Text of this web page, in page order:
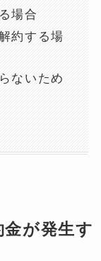
場合
約する場
ないため
が発生す